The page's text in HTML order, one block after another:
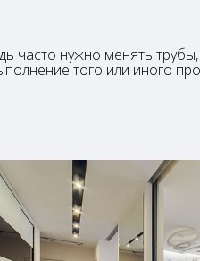
часто нужно менять
того или иного